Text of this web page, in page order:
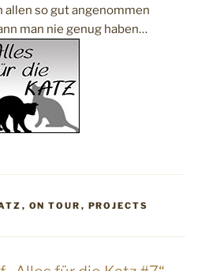
allen so gut angenommen
man nie genug haben…
, ON TOUR , PROJECTS